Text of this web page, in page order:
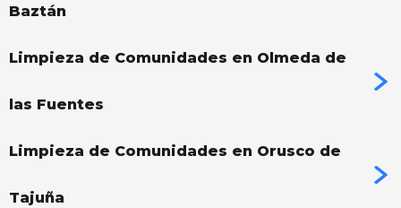
Baztán
Limpieza de Comunidades en Olmeda de
las Fuentes
Limpieza de Comunidades en Orusco de
Tajuña